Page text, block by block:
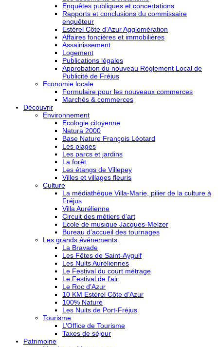
Enquêtes publiques et concertations
Rapports et conclusions du commissaire
enquêteur
Estérel Côte d’Azur Agglomération
Affaires foncières et immobilières
Assainissement
Logement
Publications légales
Approbation du nouveau Règlement Local de
Publicité de Fréjus
Economie locale
Formulaire pour les nouveaux commerces
Marchés & commerces
Découvrir
Environnement
Ecologie citoyenne
Natura 2000
Base Nature François Léotard
Les plages
Les parcs et jardins
La forêt
Les étangs de Villepey
Villes et villages fleuris
Culture
La médiathèque Villa-Marie, pilier de la culture à
Fréjus
Villa Aurélienne
Circuit des métiers d’art
École de musique Jacques-Melzer
Bureau d’accueil des tournages
Les grands événements
La Bravade
Les Fêtes de Saint-Aygulf
Les Nuits Auréliennes
Le Festival du court métrage
Le Festival de l’air
Le Roc d’Azur
10 KM Estérel Côte d’Azur
100% Nature
Les Nuits de Port-Fréjus
Tourisme
L’Office de Tourisme
Taxes de séjour
Patrimoine